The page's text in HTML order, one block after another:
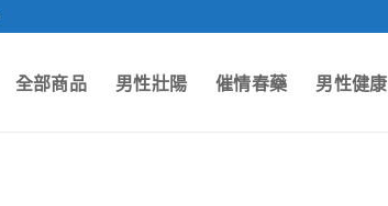
全部商品 男性壯陽 催情春藥 男性健康